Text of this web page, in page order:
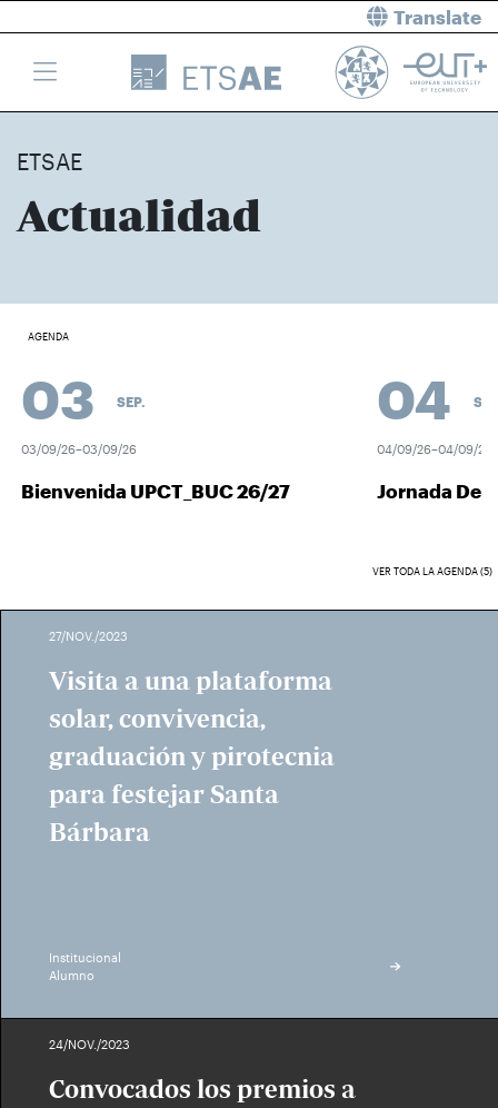
Translate
ETSAE
Actualidad
AGENDA
03 SEP.
03/09/26–03/09/26
Bienvenida UPCT_BUC 26/27
04 SEP.
04/09/26–04/09/26
Jornada
VER TODA LA AGENDA (5)
27/NOV./2023
Visita a una plataforma
solar, convivencia,
graduación y pirotecnia
para festejar Santa
Bárbara
Institucional
Alumno
24/NOV./2023
Convocados los premios a